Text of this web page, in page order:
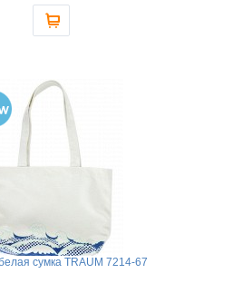
сумка TRAUM 7214-67